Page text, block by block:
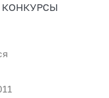
КОНКУРСЫ